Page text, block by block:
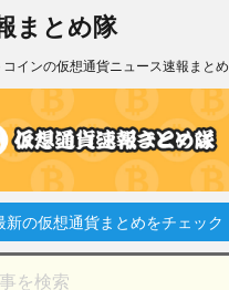
まとめ隊
インの仮想通貨ニュース速報まとめ
新の仮想通貨まとめをチェック